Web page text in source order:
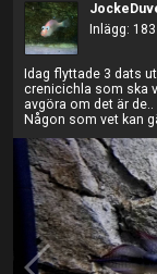
Inlägg: 183
Idag flyttade 3 dats
crenicichla som ska
avgöra om det är de..
Någon som vet kan